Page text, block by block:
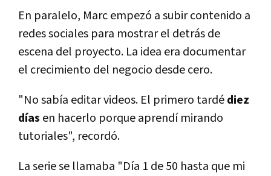
En paralelo, Marc empezó a subir contenido a
redes sociales para mostrar el detrás de
escena del proyecto. La idea era documentar
el crecimiento del negocio desde cero.
"No sabía editar videos. El primero tardédiez
días en hacerlo porque aprendí mirando
tutoriales", recordó.
La serie se llamaba "Día 1 de 50 hasta que mi